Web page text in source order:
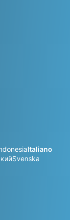
Italiano
Svenska